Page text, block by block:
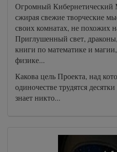
Огромный Кибернетический
сжирая свежие творческие
своих комнатах, не похожих
Приглушенный свет,
книги по математике и
физике...
Какова цель Проекта, над
одиночестве трудятся
знает никто...